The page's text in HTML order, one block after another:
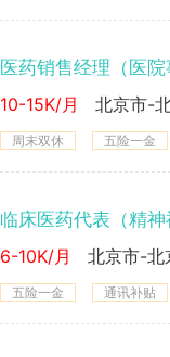
医药销售经理（医院
10-15K/月 北京市-
周末双休 五险一金
临床医药代表（精神
6-10K/月 北京市-北
五险一金 通讯补贴